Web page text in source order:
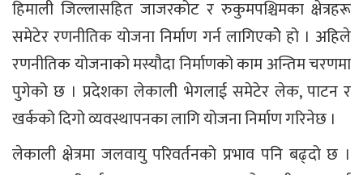
हिमाली जिल्लासहित जाजरकोट र रुकुमपश्चिमका क्षेत्रहरू
समेटेर रणनीतिक योजना निर्माण गर्न लागिएकोे हो । अहिले
रणनीतिक योजनाको मस्यौदा निर्माणको काम अन्तिम चरणमा
पुगेको छ । प्रदेशका लेकाली भेगलाई समेटेर लेक, पाटन र
खर्कको दिगो व्यवस्थापनका लागि योजना निर्माण गरिनेछ ।
लेकाली क्षेत्रमा जलवायु परिवर्तनको प्रभाव पनि बढ्दो छ ।